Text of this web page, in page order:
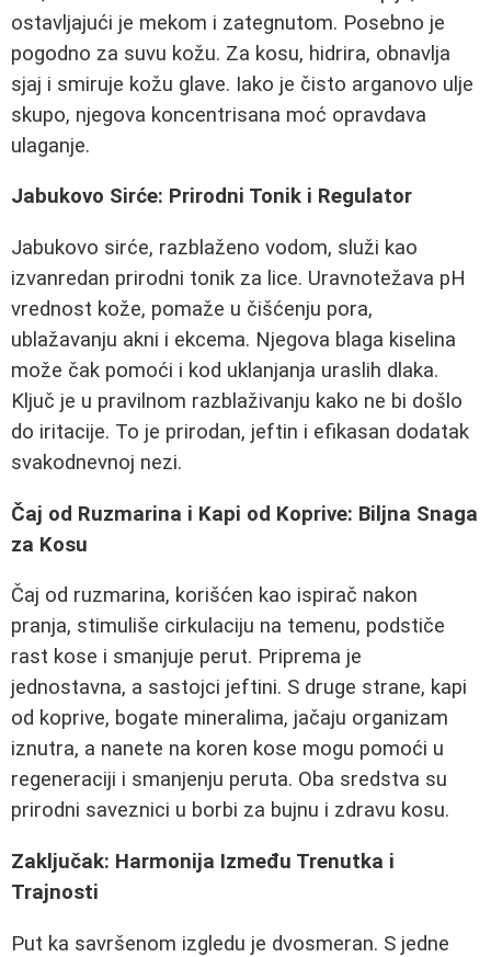
ostavljajući je mekom i zategnutom. Posebno je
pogodno za suvu kožu. Za kosu, hidrira, obnavlja
sjaj i smiruje kožu glave. Iako je čisto arganovo ulje
skupo, njegova koncentrisana moć opravdava
ulaganje.
Jabukovo Sirće: Prirodni Tonik i Regulator
Jabukovo sirće, razblaženo vodom, služi kao
izvanredan prirodni tonik za lice. Uravnotežava pH
vrednost kože, pomaže u čišćenju pora,
ublažavanju akni i ekcema. Njegova blaga kiselina
može čak pomoći i kod uklanjanja uraslih dlaka.
Ključ je u pravilnom razblaživanju kako ne bi došlo
do iritacije. To je prirodan, jeftin i efikasan dodatak
svakodnevnoj nezi.
Čaj od Ruzmarina i Kapi od Koprive: Biljna Snaga
za Kosu
Čaj od ruzmarina, korišćen kao ispirač nakon
pranja, stimuliše cirkulaciju na temenu, podstiče
rast kose i smanjuje perut. Priprema je
jednostavna, a sastojci jeftini. S druge strane, kapi
od koprive, bogate mineralima, jačaju organizam
iznutra, a nanete na koren kose mogu pomoći u
regeneraciji i smanjenju peruta. Oba sredstva su
prirodni saveznici u borbi za bujnu i zdravu kosu.
Zaključak: Harmonija Između Trenutka i
Trajnosti
Put ka savršenom izgledu je dvosmeran. S jedne